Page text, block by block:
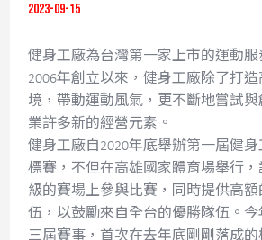
2023-09-15
健身工廠為台灣第一家上市的運動服
2006年創立以來，健身工廠除了打
境，帶動運動風氣，更不斷地嘗試
業許多新的經營元素。
健身工廠自2020年底舉辦第一屆健
標賽，不但在高雄國家體育場舉行
級的賽場上參與比賽，同時提供高
伍，以鼓勵來自全台的優勝隊伍。
三屆賽事，首次在去年底剛剛落成的